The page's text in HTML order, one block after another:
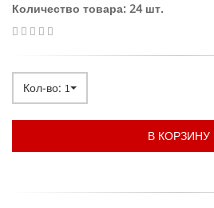
Количество товара: 24 шт.
Кол-во: 1
В КОРЗИНУ